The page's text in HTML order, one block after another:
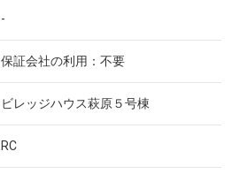
-
保証会社の利用：不要
ビレッジハウス萩原５号棟
RC